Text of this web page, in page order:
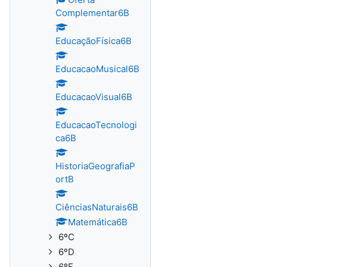
Complementar6B
EducaçãoFísica6B
EducacaoMusical6B
EducacaoVisual6B
EducacaoTecnologi
ca6B
HistoriaGeografiaP
ortB
CiênciasNaturais6B
Matemática6B
6ºC
6ºD